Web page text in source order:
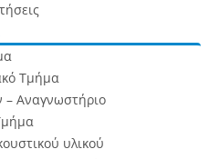
Τμήμα
– Αναγνωστήριο
υλικού